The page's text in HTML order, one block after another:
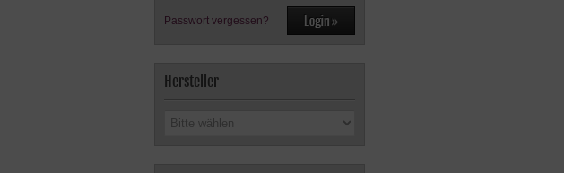
Passwort vergessen?
Hersteller